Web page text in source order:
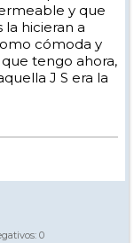
y que
hicieran a
cómoda y
tengo ahora,
J S era la
0